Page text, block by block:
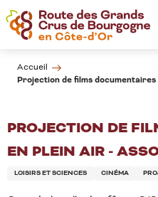
Aller
au
contenu
Accueil
Projection de films
PROJECTION DE
EN PLEIN AIR -
LOISIRS ET SCIENCES CINÉMA